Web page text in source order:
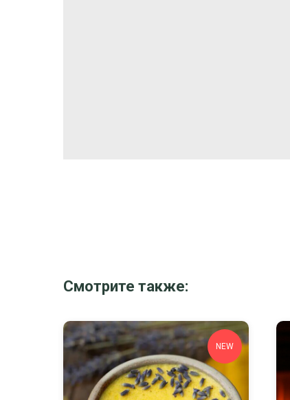
Смотрите также:
NEW